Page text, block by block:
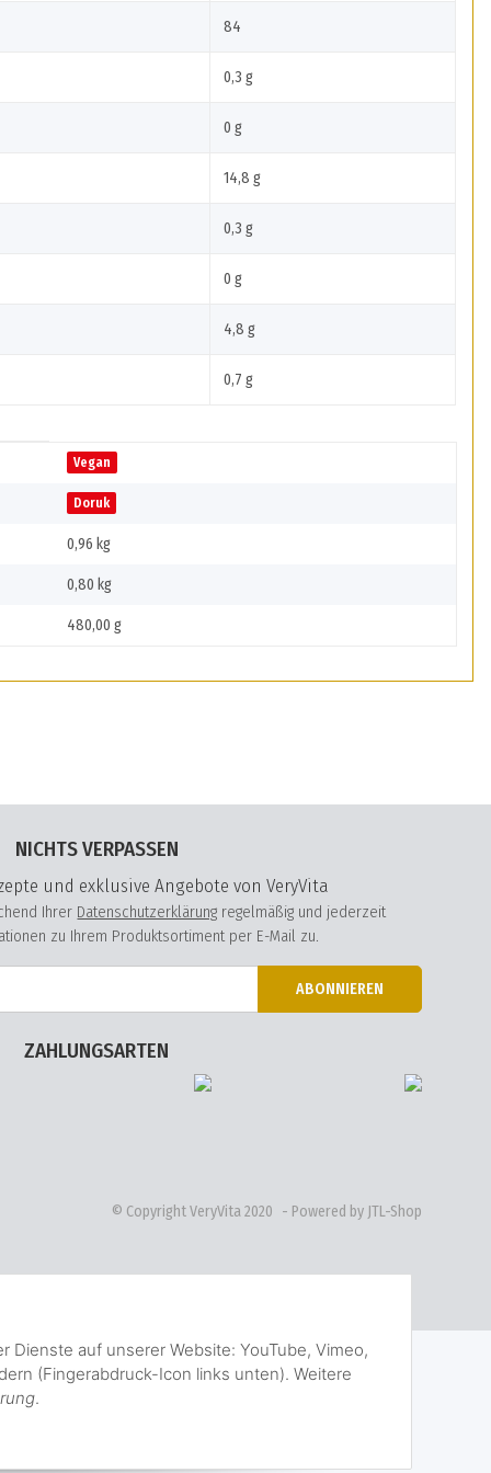
Dienste auf unserer Website: YouTube, Vimeo,
(Fingerabdruck-Icon links unten). Weitere
.
84
0,3 g
0 g
14,8 g
0,3 g
0 g
4,8 g
0,7 g
Vegan
Doruk
0,96 kg
0,80 kg
480,00 g
NICHTS VERPASSEN
und exklusive Angebote von VeryVita
Ihrer Datenschutzerklärung regelmäßig und jederzeit
zu Ihrem Produktsortiment per E-Mail zu.
ABONNIEREN
ZAHLUNGSARTEN
© Copyright VeryVita 2020 - Powered by JTL-Shop